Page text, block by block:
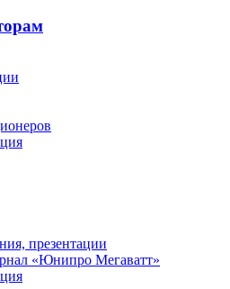
презентации
«Юнипро Мегаватт»